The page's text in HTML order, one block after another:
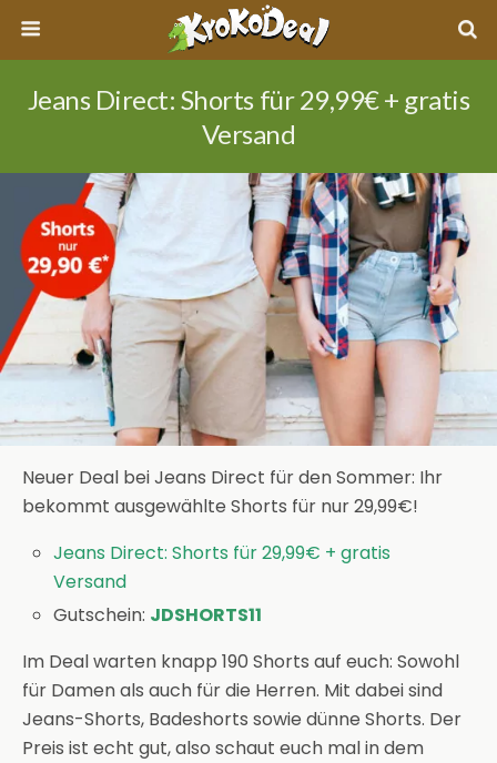
Jeans Direct: Shorts für 29,99€ + gratis
Versand
Neuer Deal bei Jeans Direct für den Sommer: Ihr
bekommt ausgewählte Shorts für nur 29,99€!
Jeans Direct: Shorts für 29,99€ + gratis
Versand
Gutschein: JDSHORTS11
Im Deal warten knapp 190 Shorts auf euch: Sowohl
für Damen als auch für die Herren. Mit dabei sind
Jeans-Shorts, Badeshorts sowie dünne Shorts. Der
Preis ist echt gut, also schaut euch mal in dem